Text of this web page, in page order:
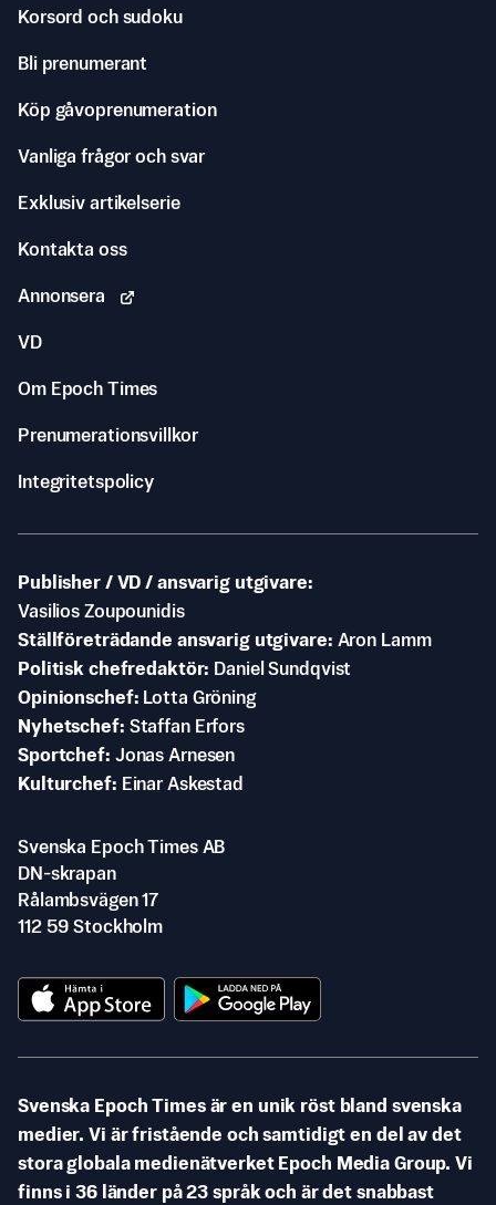
Korsord och sudoku
Bli prenumerant
Köp gåvoprenumeration
Vanliga frågor och svar
Exklusiv artikelserie
Kontakta oss
Annonsera
VD
Om Epoch Times
Prenumerationsvillkor
Integritetspolicy
Publisher / VD / ansvarig utgivare
Vasilios Zoupounidis
Ställföreträdande ansvarig utgivare Aron Lamm
Politisk chefredaktör
Daniel Sundqvist
Opinionschef
Lotta Gröning
Nyhetschef Staffan Erfors
Sportchef Jonas Arnesen
Kulturchef
Einar Askestad
Svenska Epoch Times AB
DN-skrapan
Rålambsvägen 17
112 59 Stockholm
Svenska Epoch Times är en unik röst bland svenska
medier. Vi är fristående och samtidigt en del av det
stora globala medienätverket Epoch Media Group. Vi
finns i 36 länder på 23 språk och är det snabbast